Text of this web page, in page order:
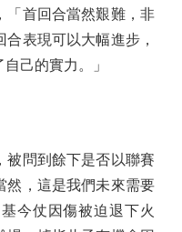
「首回合當然艱難，非
表現可以大幅進步，
己的實力。」
問到餘下是否以聯賽
然，這是我們未來需要
今仗因傷被迫退下火